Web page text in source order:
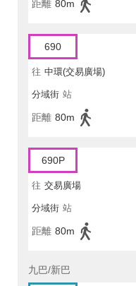
距離 80m
690
往 中環(交易廣場)
分域街 站
距離 80m
690P
往 交易廣場
分域街 站
距離 80m
九巴/新巴